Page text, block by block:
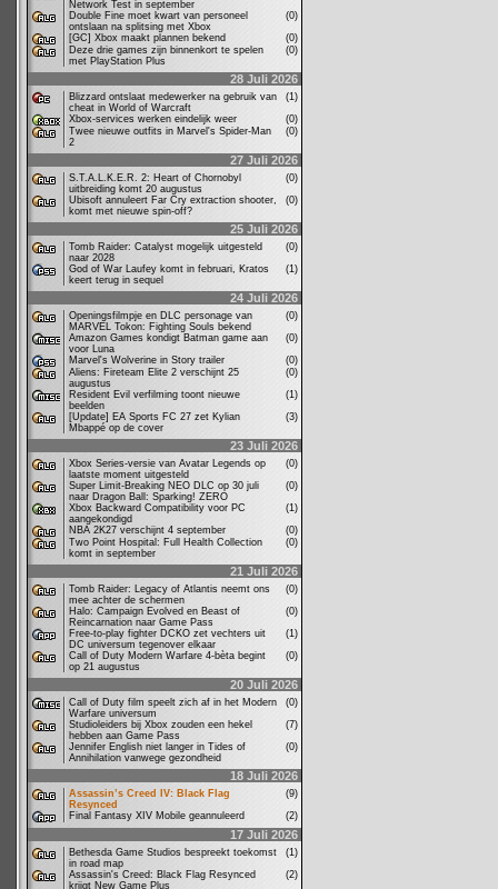
Network Test in september
Double Fine moet kwart van personeel
ontslaan na splitsing met Xbox
(0)
[GC] Xbox maakt plannen bekend
(0)
Deze drie games zijn binnenkort te spelen
met PlayStation Plus
(0)
28 Juli 2026
Blizzard ontslaat medewerker na gebruik van
cheat in World of Warcraft
(1)
Xbox-services werken eindelijk weer
(0)
Twee nieuwe outfits in Marvel's Spider-Man
2
(0)
27 Juli 2026
S.T.A.L.K.E.R. 2: Heart of Chornobyl
uitbreiding komt 20 augustus
(0)
Ubisoft annuleert Far Cry extraction shooter,
komt met nieuwe spin-off?
(0)
25 Juli 2026
Tomb Raider: Catalyst mogelijk uitgesteld
naar 2028
(0)
God of War Laufey komt in februari, Kratos
keert terug in sequel
(1)
24 Juli 2026
Openingsfilmpje en DLC personage van
MARVEL Tokon: Fighting Souls bekend
(0)
Amazon Games kondigt Batman game aan
voor Luna
(0)
Marvel's Wolverine in Story trailer
(0)
Aliens: Fireteam Elite 2 verschijnt 25
augustus
(0)
Resident Evil verfilming toont nieuwe
beelden
(1)
[Update] EA Sports FC 27 zet Kylian
Mbappé op de cover
(3)
23 Juli 2026
Xbox Series-versie van Avatar Legends op
laatste moment uitgesteld
(0)
Super Limit-Breaking NEO DLC op 30 juli
naar Dragon Ball: Sparking! ZERO
(0)
Xbox Backward Compatibility voor PC
aangekondigd
(1)
NBA 2K27 verschijnt 4 september
(0)
Two Point Hospital: Full Health Collection
komt in september
(0)
21 Juli 2026
Tomb Raider: Legacy of Atlantis neemt ons
mee achter de schermen
(0)
Halo: Campaign Evolved en Beast of
Reincarnation naar Game Pass
(0)
Free-to-play fighter DCKO zet vechters uit
DC universum tegenover elkaar
(1)
Call of Duty Modern Warfare 4-bèta begint
op 21 augustus
(0)
20 Juli 2026
Call of Duty film speelt zich af in het Modern
Warfare universum
(0)
Studioleiders bij Xbox zouden een hekel
hebben aan Game Pass
(7)
Jennifer English niet langer in Tides of
Annihilation vanwege gezondheid
(0)
18 Juli 2026
Assassin’s Creed IV: Black Flag
Resynced
(9)
Final Fantasy XIV Mobile geannuleerd
(2)
17 Juli 2026
Bethesda Game Studios bespreekt toekomst
in road map
(1)
Assassin's Creed: Black Flag Resynced
krijgt New Game Plus
(2)